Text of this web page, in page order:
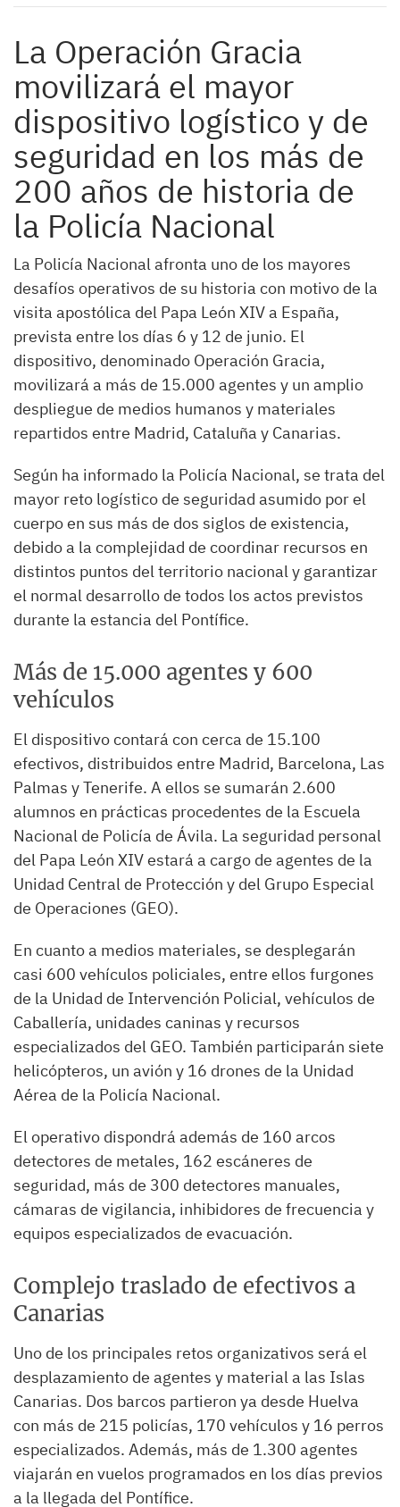
La Operación Gracia
movilizará el mayor
dispositivo logístico y de
seguridad en los más de
200 años de historia de
la Policía Nacional
La Policía Nacional afronta uno de los mayores
desafíos operativos de su historia con motivo de la
visita apostólica del Papa León XIV a España,
prevista entre los días 6 y 12 de junio. El
dispositivo, denominado Operación Gracia,
movilizará a más de 15.000 agentes y un amplio
despliegue de medios humanos y materiales
repartidos entre Madrid, Cataluña y Canarias.
Según ha informado la Policía Nacional, se trata del
mayor reto logístico de seguridad asumido por el
cuerpo en sus más de dos siglos de existencia,
debido a la complejidad de coordinar recursos en
distintos puntos del territorio nacional y garantizar
el normal desarrollo de todos los actos previstos
durante la estancia del Pontífice.
Más de 15.000 agentes y 600
vehículos
El dispositivo contará con cerca de 15.100
efectivos, distribuidos entre Madrid, Barcelona, Las
Palmas y Tenerife. A ellos se sumarán 2.600
alumnos en prácticas procedentes de la Escuela
Nacional de Policía de Ávila. La seguridad personal
del Papa León XIV estará a cargo de agentes de la
Unidad Central de Protección y del Grupo Especial
de Operaciones (GEO).
En cuanto a medios materiales, se desplegarán
casi 600 vehículos policiales, entre ellos furgones
de la Unidad de Intervención Policial, vehículos de
Caballería, unidades caninas y recursos
especializados del GEO. También participarán siete
helicópteros, un avión y 16 drones de la Unidad
Aérea de la Policía Nacional.
El operativo dispondrá además de 160 arcos
detectores de metales, 162 escáneres de
seguridad, más de 300 detectores manuales,
cámaras de vigilancia, inhibidores de frecuencia y
equipos especializados de evacuación.
Complejo traslado de efectivos a
Canarias
Uno de los principales retos organizativos será el
desplazamiento de agentes y material a las Islas
Canarias. Dos barcos partieron ya desde Huelva
con más de 215 policías, 170 vehículos y 16 perros
especializados. Además, más de 1.300 agentes
viajarán en vuelos programados en los días previos
a la llegada del Pontífice.